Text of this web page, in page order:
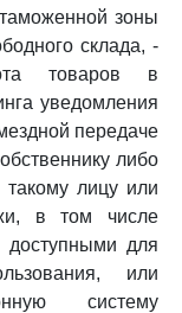
зоны
склада, -
товаров в
уведомления
передаче
либо
лицу или
в том числе
доступными для
или
систему